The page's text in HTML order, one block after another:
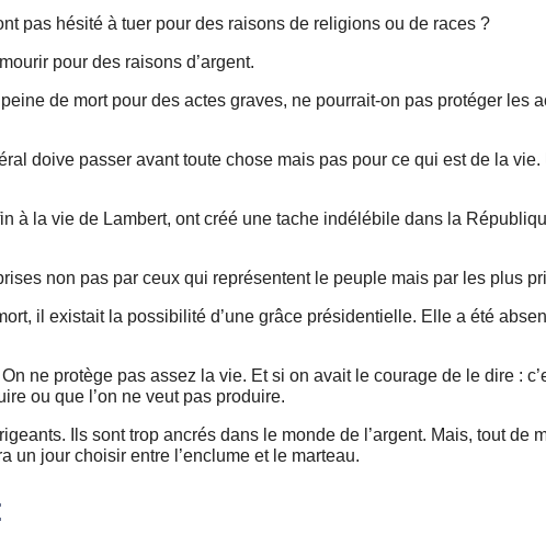
pas hésité à tuer pour des raisons de religions ou de races ?
pour des raisons d’argent.
de mort pour des actes graves, ne pourrait-on pas protéger les
doive passer avant toute chose mais pas pour ce qui est de la
à la vie de Lambert, ont créé une tache indélébile dans la
non pas par ceux qui représentent le peuple mais par les plus
il existait la possibilité d’une grâce présidentielle. Elle a été
ne protège pas assez la vie. Et si on avait le courage de le dire :
ou que l’on ne veut pas produire.
Ils sont trop ancrés dans le monde de l’argent. Mais, tout de
un jour choisir entre l’enclume et le marteau.